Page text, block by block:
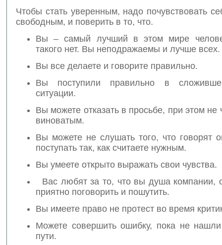
Чтобы стать уверенным, надо почувствовать
свободным, и поверить в то, что.
Вы – самый лучший в этом мире
такого нет. Вы неподражаемы и лучше всех.
Вы все делаете и говорите правильно.
Вы поступили правильно в
ситуации.
Вы можете отказать в просьбе, при этом не
виноватым.
Вы можете не слушать того, что говорят
поступать так, как считаете нужным.
Вы умеете открыто выражать свои чувства.
Вас любят за то, что вы душа компании,
приятно поговорить и пошутить.
Вы имеете право не протест во время
Можете совершить ошибку, пока не нашли
пути.